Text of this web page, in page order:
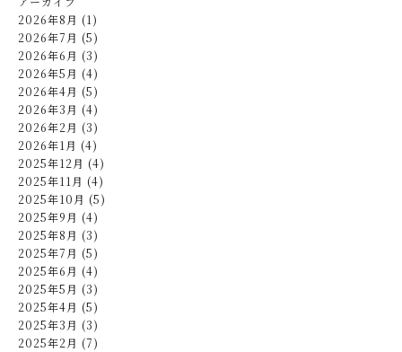
2026年8月 (1)
2026年7月 (5)
2026年6月 (3)
2026年5月 (4)
2026年4月 (5)
2026年3月 (4)
2026年2月 (3)
2026年1月 (4)
2025年12月 (4)
2025年11月 (4)
2025年10月 (5)
2025年9月 (4)
2025年8月 (3)
2025年7月 (5)
2025年6月 (4)
2025年5月 (3)
2025年4月 (5)
2025年3月 (3)
2025年2月 (7)